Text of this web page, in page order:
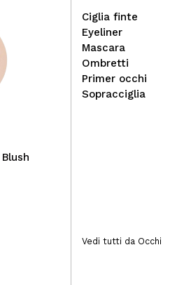
W7 - Palette
pressati My Atlantis
(17)
Ciglia finte
Eyeliner
Mascara
Ombretti
Primer occhi
Sopracciglia
Vedi tutti da Occhi